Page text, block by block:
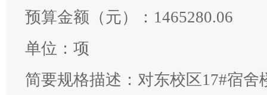
预算金额（元）： 1465280.06
单位： 项
简要规格描述： 对东校区17#宿舍